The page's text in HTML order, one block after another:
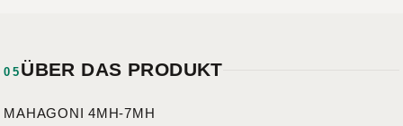
05 ÜBER DAS PRODUKT
MAHAGONI 4MH-7MH